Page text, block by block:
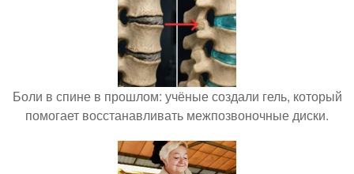
Боли в спине в прошлом: учёные создали гель, который
помогает восстанавливать межпозвоночные диски.